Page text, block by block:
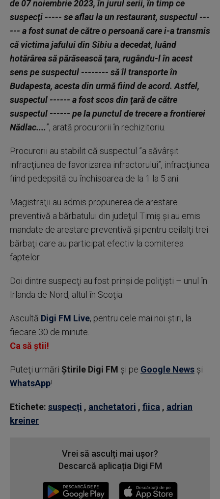
de 07 noiembrie 2023, în jurul serii, în timp ce
suspecţi ----- se aflau la un restaurant, suspectul ---
--- a fost sunat de către o persoană care i-a transmis
că victima jafului din Sibiu a decedat, luând
hotărârea să părăsească ţara, rugându-l în acest
sens pe suspectul -------- să îl transporte în
Budapesta, acesta din urmă fiind de acord. Astfel,
suspectul ------ a fost scos din ţară de către
suspectul ------ pe la punctul de trecere a frontierei
Nădlac....”, arată procurorii în rechizitoriu.
Procurorii au stabilit că suspectul ”a săvârşit
infracţiunea de favorizarea infractorului”, infracţiunea
fiind pedepsită cu închisoarea de la 1 la 5 ani.
Magistraţii au admis propunerea de arestare
preventivă a bărbatului din judeţul Timiş şi au emis
mandate de arestare preventivă şi pentru ceilalţi trei
bărbaţi care au participat efectiv la comiterea
faptelor.
Doi dintre suspecţi au fost prinşi de poliţişti – unul în
Irlanda de Nord, altul în Scoţia.
Ascultă Digi FM Live, pentru cele mai noi știri, la
fiecare 30 de minute.
Ca să știi!
Puteţi urmări Știrile Digi FM şi pe Google News şi
WhatsApp!
Etichete: suspecți , anchetatori , fiica , adrian
kreiner
Vrei să asculți mai ușor?
Descarcă aplicația Digi FM